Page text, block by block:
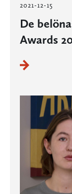
2021-12-15
De
Awards